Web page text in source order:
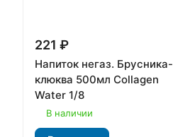
221 ₽
Напиток негаз. Брусника-
клюква 500мл Collagen
Water 1/8
В наличии